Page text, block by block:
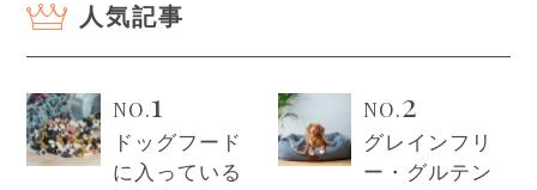
人気記事
NO.1
ドッグフード
に入っている
NO.2
グレインフリ
ー・グルテン